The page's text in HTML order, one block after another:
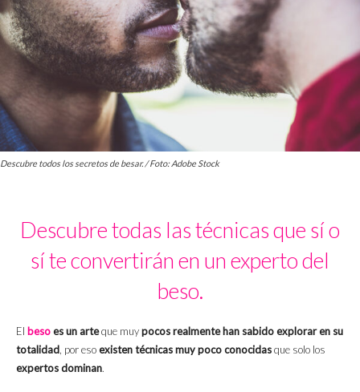
Descubre todos los secretos de besar. / Foto: Adobe Stock
Descubre todas las técnicas que sí o
sí te convertirán en un experto del
beso.
El besoes un arteque muypocos realmente han sabido explorar en su
totalidad, por esoexisten técnicas muy poco conocidasque solo los
expertos dominan.